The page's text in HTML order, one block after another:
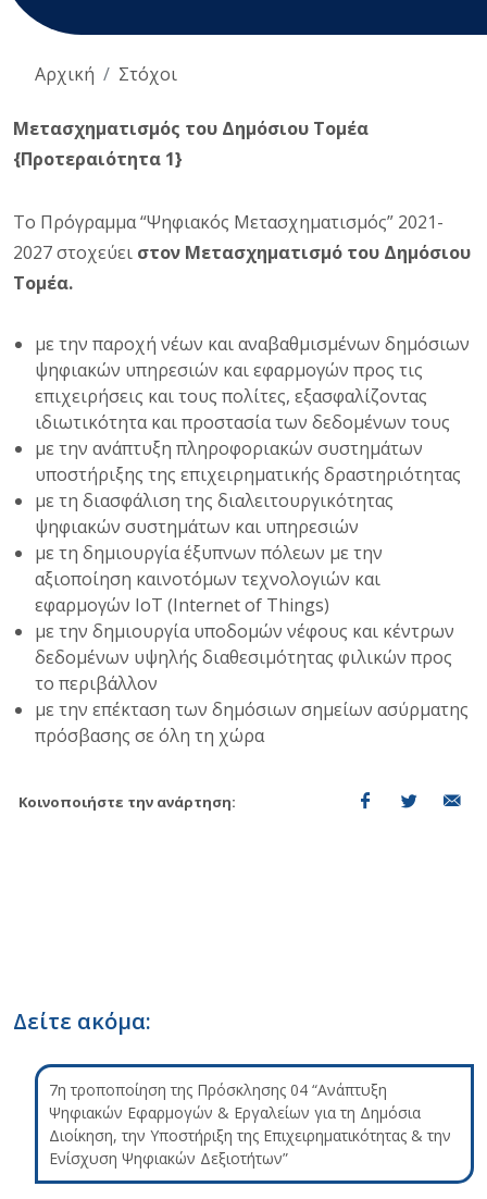
Αρχική Στόχοι
Μετασχηματισμός του Δημόσιου Τομέα
{Προτεραιότητα 1}
Το Πρόγραμμα “Ψηφιακός Μετασχηματισμός” 2021-
2027 στοχεύει στον Μετασχηματισμό του Δημόσιου
Τομέα.
με την παροχή νέων και αναβαθμισμένων δημόσιων
ψηφιακών υπηρεσιών και εφαρμογών προς τις
επιχειρήσεις και τους πολίτες, εξασφαλίζοντας
ιδιωτικότητα και προστασία των δεδομένων τους
με την ανάπτυξη πληροφοριακών συστημάτων
υποστήριξης της επιχειρηματικής δραστηριότητας
με τη διασφάλιση της διαλειτουργικότητας
ψηφιακών συστημάτων και υπηρεσιών
με τη δημιουργία έξυπνων πόλεων με την
αξιοποίηση καινοτόμων τεχνολογιών και
εφαρμογών IoT (Internet of Things)
με την δημιουργία υποδομών νέφους και κέντρων
δεδομένων υψηλής διαθεσιμότητας φιλικών προς
το περιβάλλον
με την επέκταση των δημόσιων σημείων ασύρματης
πρόσβασης σε όλη τη χώρα
Κοινοποιήστε την ανάρτηση:
Δείτε ακόμα:
7η τροποποίηση της Πρόσκλησης 04 “Ανάπτυξη
Ψηφιακών Εφαρμογών & Εργαλείων για τη Δημόσια
Διοίκηση, την Υποστήριξη της Επιχειρηματικότητας & την
Ενίσχυση Ψηφιακών Δεξιοτήτων”